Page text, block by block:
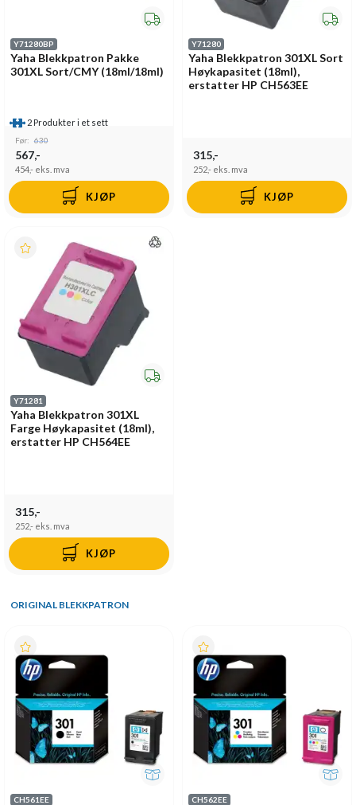
Y71280BP
Yaha Blekkpatron Pakke
301XL Sort/CMY (18ml/18ml)
2 Produkter i et sett
Før: 630
567,-
454,- eks. mva
KJØP
Y71280
Yaha Blekkpatron 301XL Sort
Høykapasitet (18ml),
erstatter HP CH563EE
315,-
252,- eks. mva
KJØP
Y71281
Yaha Blekkpatron 301XL
Farge Høykapasitet (18ml),
erstatter HP CH564EE
315,-
252,- eks. mva
KJØP
ORIGINAL BLEKKPATRON
CH561EE CH562EE